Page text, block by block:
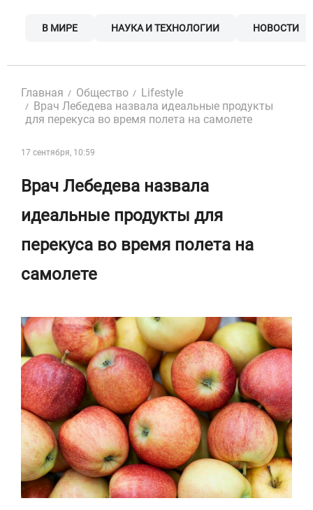
В МИРЕ НАУКА И ТЕХНОЛОГИИ НОВОСТИ
Главная Общество
Lifestyle
Врач Лебедева назвала идеальные продукты
для перекуса во время полета на самолете
17 сентября, 10:59
Врач Лебедева назвала
идеальные продукты для
перекуса во время полета на
самолете